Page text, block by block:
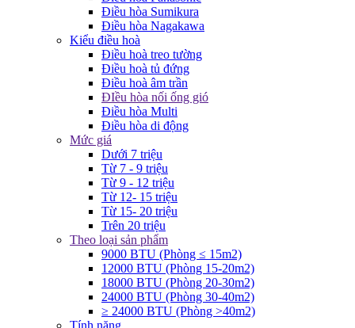
Điều hòa Sumikura
Điều hòa Nagakawa
Kiểu điều hoà
Điều hoà treo tường
Điều hoà tủ đứng
Điều hoà âm trần
ĐIều hòa nối ống gió
Điều hòa Multi
Điều hòa di động
Mức giá
Dưới 7 triệu
Từ 7 - 9 triệu
Từ 9 - 12 triệu
Từ 12- 15 triệu
Từ 15- 20 triệu
Trên 20 triệu
Theo loại sản phẩm
9000 BTU (Phòng ≤ 15m2)
12000 BTU (Phòng 15-20m2)
18000 BTU (Phòng 20-30m2)
24000 BTU (Phòng 30-40m2)
≥ 24000 BTU (Phòng >40m2)
Tính năng